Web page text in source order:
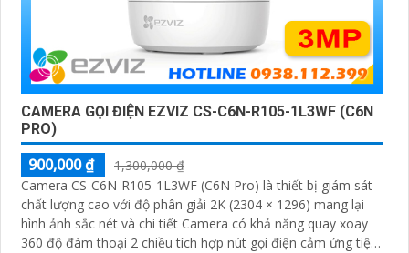
CAMERA GỌI ĐIỆN EZVIZ CS-C6N-R105-1L3WF (C6N
PRO)
900,000 ₫
1,300,000 ₫
Camera CS-C6N-R105-1L3WF (C6N Pro) là thiết bị giám sát
chất lượng cao với độ phân giải 2K (2304 × 1296) mang lại
hình ảnh sắc nét và chi tiết Camera có khả năng quay xoay
360 độ đàm thoại 2 chiều tích hợp nút gọi điện cảm ứng tiện